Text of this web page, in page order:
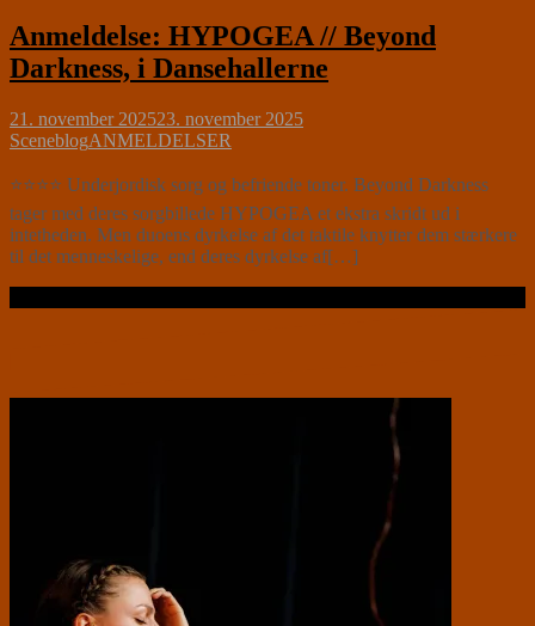
Anmeldelse: HYPOGEA // Beyond
Darkness, i Dansehallerne
21. november 202523. november 2025
SceneblogANMELDELSER
⭐⭐⭐⭐ Underjordisk sorg og befriende toner. Beyond Darkness
tager med deres sorgbillede HYPOGEA et ekstra skridt ud i
intetheden. Men duoens dyrkelse af det taktile knytter dem stærkere
til det menneskelige, end deres dyrkelse af[…]